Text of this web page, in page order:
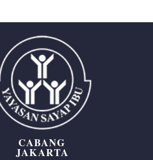
CABANG
JAKARTA